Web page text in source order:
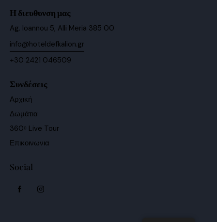
Η διευθυνση μας
Ag. Ioannou 5, Alli Meria 385 00
info@hoteldefkalion.gr
+30 2421 046509
Συνδέσεις
Αρχική
Δωμάτια
360ᵒ Live Tour
Επικοινωνια
Social